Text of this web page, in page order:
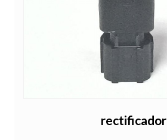
rectificador